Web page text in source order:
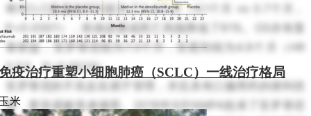
将SCLC患者的PFS延长了3.4个月（4.1个月 vs 0.7个月，
P<0.0001），疾病进展或死亡风险降低了81%。OS亦有显
著获益，安罗替尼组为7.3个月，安慰剂组为4.9个月（HR
0.53，P=0.0029）。
安罗替尼的不良反应易于管理，并且具有口服用药的便利优
势，更容易被患者接受。2019年9月NMPA批准了安罗替尼
疫治疗重塑小细胞肺癌（SCLC）一线治疗格局
米